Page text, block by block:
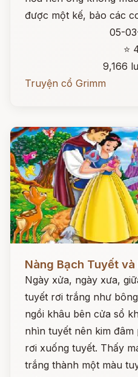
được một kế, bảo các
05-
⭐
9,166
Truyện cổ Grimm
Nàng Bạch Tuyết
Ngày xửa, ngày xưa,
tuyết rơi trắng như
ngồi khâu bên cửa sổ
nhìn tuyết nên kim đâm
rơi xuống tuyết. Thấy
trắng thành một màu